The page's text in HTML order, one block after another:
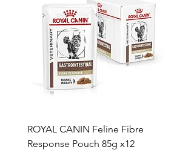
ROYAL CANIN Feline Fibre
Response Pouch 85g x12